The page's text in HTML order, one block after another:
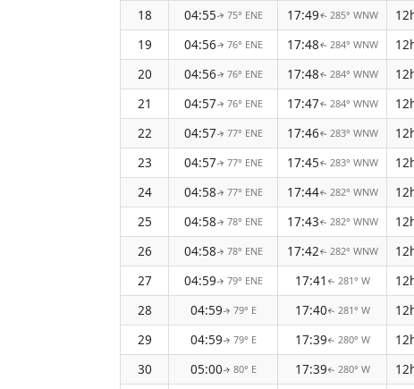
18
04:55↑ 75° ENE 17:49↑ 285° WNW
19
04:56↑ 76° ENE 17:48↑ 284° WNW
20
04:56↑ 76° ENE 17:48↑ 284° WNW
21
04:57↑ 76° ENE 17:47↑ 284° WNW
22
04:57↑ 77° ENE 17:46↑ 283° WNW
23
04:57↑ 77° ENE 17:45↑ 283° WNW
24
04:58↑ 77° ENE 17:44↑ 282° WNW
25
04:58↑ 78° ENE 17:43↑ 282° WNW
26
04:58↑ 78° ENE 17:42↑ 282° WNW
27
04:59↑ 79° ENE 17:41 ↑ 281° W
28
04:59↑ 79° E 17:40↑ 281° W
29
04:59↑ 79° E 17:39↑ 280° W
30
05:00↑ 80° E 17:39↑ 280° W